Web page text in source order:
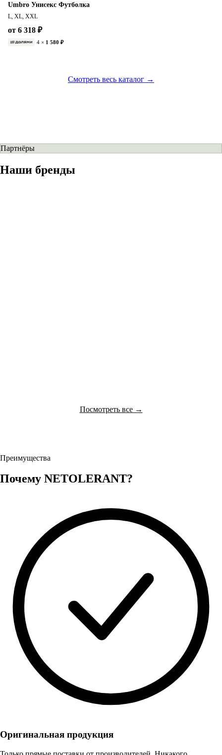
Umbro Унисекс Футболка
L, XL, XXL
от 6 318 ₽
4 × 1 580 ₽
Смотреть весь каталог →
Партнёры
Наши бренды
Посмотреть все →
Преимущества
Почему NETOLERANT?
Оригинальная продукция